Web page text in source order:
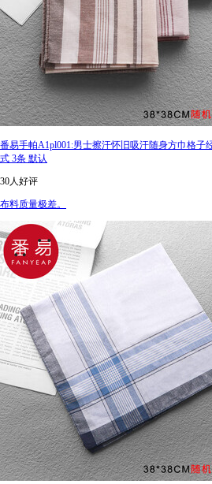
番易手帕A1pl001:男士擦汗怀旧吸汗随身方巾格子
式 3条 默认
30人好评
布料质量极差。